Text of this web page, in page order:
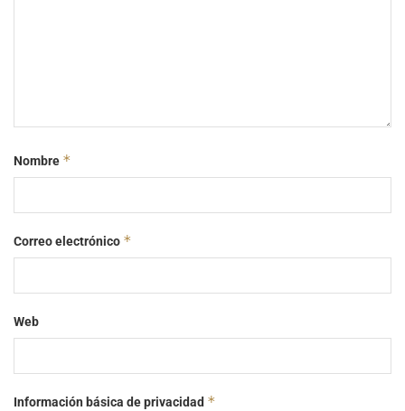
Nombre *
Correo electrónico *
Web
Información básica de privacidad *